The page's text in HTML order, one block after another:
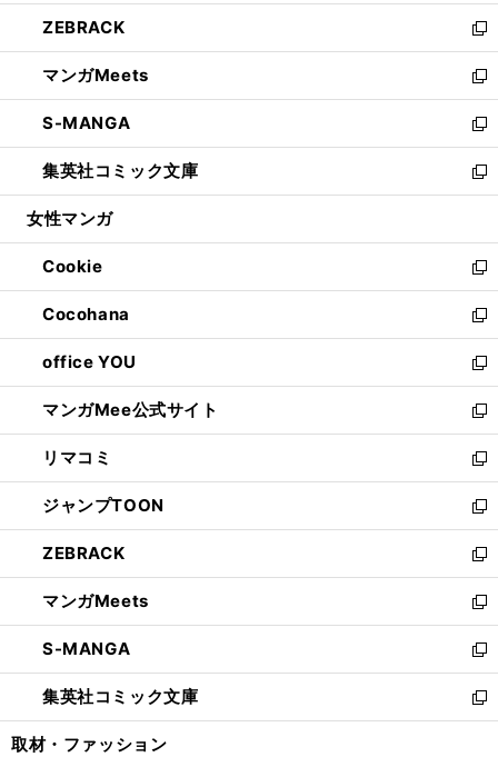
く
ウ
で
開
く
ン
ド
ウ
で
開
く
ウ
ィ
ン
ド
ウ
で
開
く
し
い
ウ
ィ
ン
ド
ウ
で
開
ZEBRACK
新
し
い
ウ
ィ
ン
ド
ウ
開
く
マンガMeets
新
し
い
ウ
ィ
ン
ウ
で
開
く
S-MANGA
新
し
い
ウ
ン
ド
ウ
で
開
く
集英社コミック文庫
新
し
ウ
ィ
ン
ド
ウ
で
開
く
女性マンガ
Cookie
新
し
い
ウ
ィ
ン
ド
ウ
で
開
く
Cocohana
新
し
い
ウ
ィ
ン
ド
ウ
で
開
く
office YOU
新
し
い
ウ
ィ
ン
ド
ウ
で
開
く
マンガMee公式サイト
新
し
い
ウ
ィ
ン
ド
ウ
で
開
く
リマコミ
新
し
い
ウ
ィ
ン
ド
ウ
で
開
く
ジャンプTOON
新
し
い
ウ
ィ
ン
ド
ウ
で
開
ZEBRACK
新
し
い
ウ
ィ
ン
ド
ウ
マンガMeets
新
し
い
ウ
ィ
ン
S-MANGA
新
し
い
ウ
集英社コミック文庫
新
し
取材・ファッション